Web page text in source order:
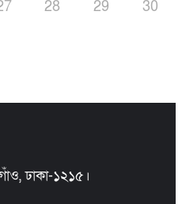
28 29
30
ঢাকা-১২১৫।